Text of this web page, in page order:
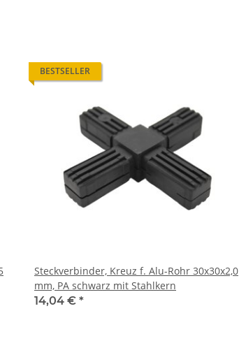
BESTSELLER
Steckverbinder, Kreuz f. Alu-Rohr 30x30x2,0
mm, PA schwarz mit Stahlkern
14,04 € *